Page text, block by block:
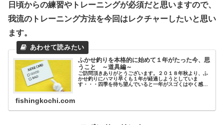
日頃からの練習やトレーニングが必須だと思いますので、
我流のトレーニング方法を今回はレクチャーしたいと思い
ます。
ふかせ釣りを本格的に始めて１年がたった今、思
うこと ～道具編～
ご訪問頂きありがとうございます。２０１８年秋より、ふ
かせ釣りにハマり早くも１年が経過しようとしていま
す・・・四季を待ち望んでいると一年がスゴくはやく感じ
fishingkochi.com